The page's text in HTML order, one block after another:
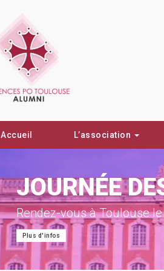
Accueil L’association
JOURNÉE
Rendez-vous à Toulouse
Plus d'infos